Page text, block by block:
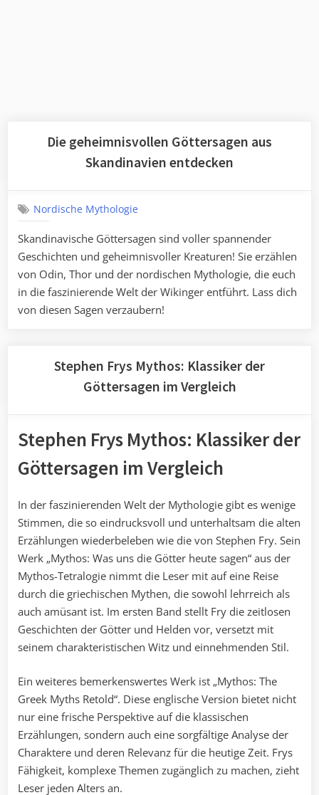
Die geheimnisvollen Göttersagen aus
Skandinavien entdecken
Nordische Mythologie
Skandinavische Göttersagen sind voller spannender
Geschichten und geheimnisvoller Kreaturen! Sie erzählen
von Odin, Thor und der nordischen Mythologie, die euch
in die faszinierende Welt der Wikinger entführt. Lass dich
von diesen Sagen verzaubern!
Stephen Frys Mythos: Klassiker der
Göttersagen im Vergleich
Stephen Frys Mythos: Klassiker der
Göttersagen im Vergleich
In der faszinierenden Welt der Mythologie gibt es wenige
Stimmen, die so eindrucksvoll und unterhaltsam die alten
Erzählungen wiederbeleben wie die von Stephen Fry. Sein
Werk „Mythos: Was uns die Götter heute sagen“ aus der
Mythos-Tetralogie nimmt die Leser mit auf eine Reise
durch die griechischen Mythen, die sowohl lehrreich als
auch amüsant ist. Im ersten Band stellt Fry die zeitlosen
Geschichten der Götter und Helden vor, versetzt mit
seinem charakteristischen Witz und einnehmenden Stil.
Ein weiteres bemerkenswertes Werk ist „Mythos: The
Greek Myths Retold“. Diese englische Version bietet nicht
nur eine frische Perspektive auf die klassischen
Erzählungen, sondern auch eine sorgfältige Analyse der
Charaktere und deren Relevanz für die heutige Zeit. Frys
Fähigkeit, komplexe Themen zugänglich zu machen, zieht
Leser jeden Alters an.